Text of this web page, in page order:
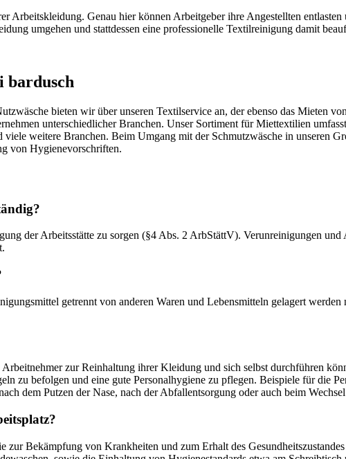
Arbeitskleidung. Genau hier können Arbeitgeber ihre Angestellten
umgehen und stattdessen eine professionelle Textilreinigung damit
bardusch
bieten wir über unseren Textilservice an, der ebenso das Mieten
unterschiedlicher Branchen. Unser Sortiment für Miettextilien
weitere Branchen. Beim Umgang mit der Schmutzwäsche in unseren
von Hygienevorschriften.
der Arbeitsstätte zu sorgen (§4 Abs. 2 ArbStättV). Verunreinigungen
getrennt von anderen Waren und Lebensmitteln gelagert
zur Reinhaltung ihrer Kleidung und sich selbst durchführen
zu befolgen und eine gute Personalhygiene zu pflegen. Beispiele für die
dem Putzen der Nase, nach der Abfallentsorgung oder auch beim
Bekämpfung von Krankheiten und zum Erhalt des